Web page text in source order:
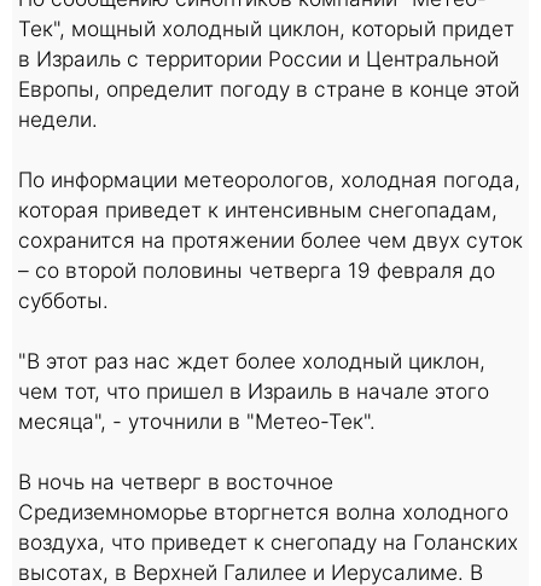
Тек", мощный холодный циклон, который придет
в Израиль с территории России и Центральной
Европы, определит погоду в стране в конце этой
недели.
По информации метеорологов, холодная погода,
которая приведет к интенсивным снегопадам,
сохранится на протяжении более чем двух суток
– со второй половины четверга 19 февраля до
субботы.
"В этот раз нас ждет более холодный циклон,
чем тот, что пришел в Израиль в начале этого
месяца", - уточнили в "Метео-Тек".
В ночь на четверг в восточное
Средиземноморье вторгнется волна холодного
воздуха, что приведет к снегопаду на Голанских
высотах, в Верхней Галилее и Иерусалиме. В